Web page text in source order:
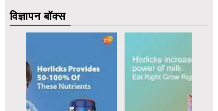
विज्ञापन बॉक्स